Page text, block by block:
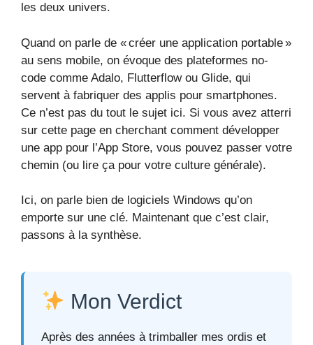
les deux univers.
Quand on parle de « créer une application portable »
au sens mobile, on évoque des plateformes no-
code comme Adalo, Flutterflow ou Glide, qui
servent à fabriquer des applis pour smartphones.
Ce n’est pas du tout le sujet ici. Si vous avez atterri
sur cette page en cherchant comment développer
une app pour l’App Store, vous pouvez passer votre
chemin (ou lire ça pour votre culture générale).
Ici, on parle bien de logiciels Windows qu’on
emporte sur une clé. Maintenant que c’est clair,
passons à la synthèse.
Mon Verdict
Après des années à trimballer mes ordis et